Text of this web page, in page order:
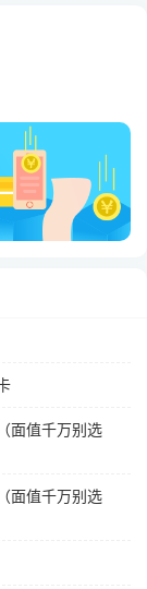
面值千万别选
面值千万别选